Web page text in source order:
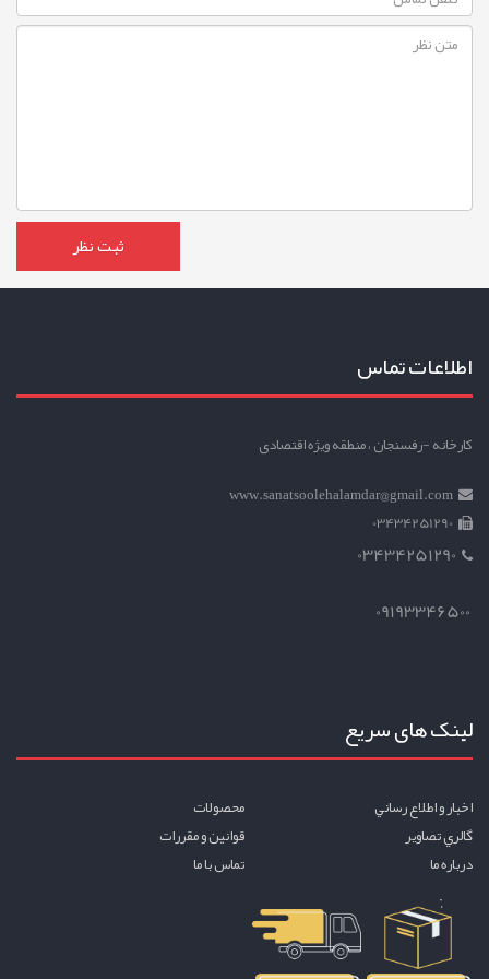
اطلاعات تماس
کارخانه -رفسنجان ، منطقه ویژه اقتصادی
www.sanatsoolehalamdar@gmail.com
03434251290
03434251290
09193346500
لینک های سریع
اخبار و اطلاع رساني
محصولات
گالري تصاوير
قوانين و مقررات
درباره ما
تماس با ما